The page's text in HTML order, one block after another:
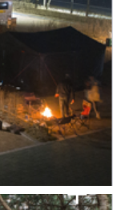
[6/1]전산시스템 점검 및 안정화에 따른 서비스 이용 제한 안내